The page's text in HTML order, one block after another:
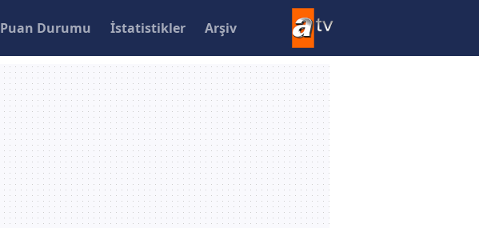
Puan Durumu İstatistikler Arşiv